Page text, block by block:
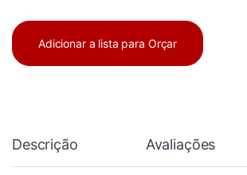
Adicionar a lista para Orçar
Descrição Avaliações